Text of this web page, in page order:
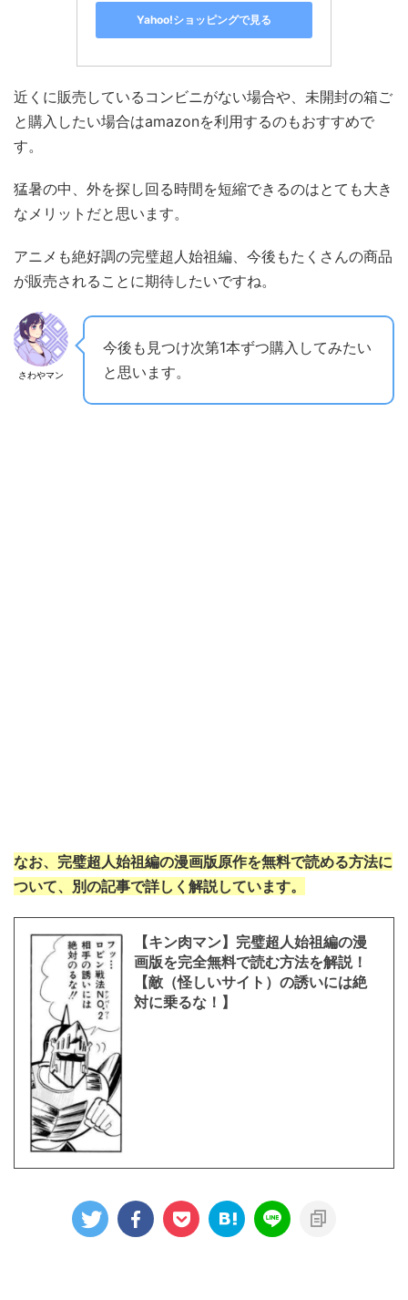
Yahoo!ショッピングで見る
近くに販売しているコンビニがない場合や、未開封の箱ご
と購入したい場合はamazonを利用するのもおすすめで
す。
猛暑の中、外を探し回る時間を短縮できるのはとても大き
なメリットだと思います。
アニメも絶好調の完璧超人始祖編、今後もたくさんの商品
が販売されることに期待したいですね。
さわやマン
今後も見つけ次第1本ずつ購入してみたい
と思います。
なお、完璧超人始祖編の漫画版原作を無料で読める方法に
ついて、別の記事で詳しく解説しています。
【キン肉マン】完璧超人始祖編の漫
画版を完全無料で読む方法を解説！
【敵（怪しいサイト）の誘いには絶
対に乗るな！】